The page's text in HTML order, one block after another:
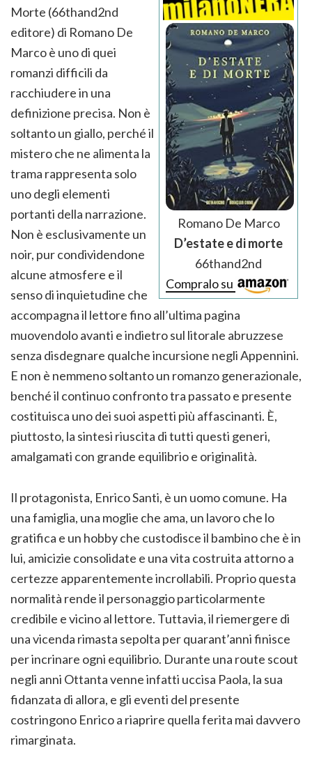
Romano De Marco
D’estate e di morte
66thand2nd
Compralo su
Morte (66thand2nd
editore) di Romano De
Marco è uno di quei
romanzi difficili da
racchiudere in una
definizione precisa. Non è
soltanto un giallo, perché il
mistero che ne alimenta la
trama rappresenta solo
uno degli elementi
portanti della narrazione.
Non è esclusivamente un
noir, pur condividendone
alcune atmosfere e il
senso di inquietudine che
accompagna il lettore fino all’ultima pagina
muovendolo avanti e indietro sul litorale abruzzese
senza disdegnare qualche incursione negli Appennini.
E non è nemmeno soltanto un romanzo generazionale,
benché il continuo confronto tra passato e presente
costituisca uno dei suoi aspetti più affascinanti. È,
piuttosto, la sintesi riuscita di tutti questi generi,
amalgamati con grande equilibrio e originalità.
Il protagonista, Enrico Santi, è un uomo comune. Ha
una famiglia, una moglie che ama, un lavoro che lo
gratifica e un hobby che custodisce il bambino che è in
lui, amicizie consolidate e una vita costruita attorno a
certezze apparentemente incrollabili. Proprio questa
normalità rende il personaggio particolarmente
credibile e vicino al lettore. Tuttavia, il riemergere di
una vicenda rimasta sepolta per quarant’anni finisce
per incrinare ogni equilibrio. Durante una route scout
negli anni Ottanta venne infatti uccisa Paola, la sua
fidanzata di allora, e gli eventi del presente
costringono Enrico a riaprire quella ferita mai davvero
rimarginata.